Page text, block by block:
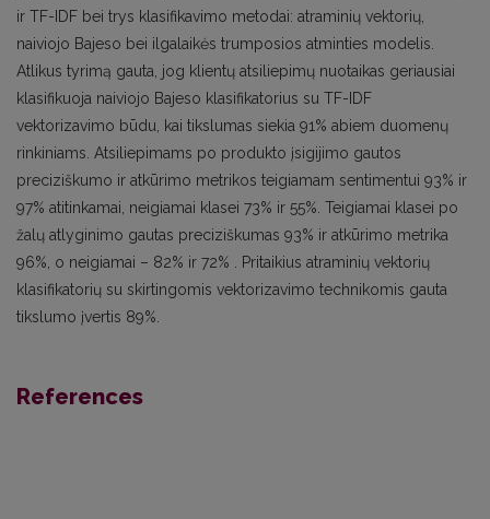
ir TF-IDF bei trys klasifikavimo metodai: atraminių vektorių,
naiviojo Bajeso bei ilgalaikės trumposios atminties modelis.
Atlikus tyrimą gauta, jog klientų atsiliepimų nuotaikas geriausiai
klasifikuoja naiviojo Bajeso klasifikatorius su TF-IDF
vektorizavimo būdu, kai tikslumas siekia 91% abiem duomenų
rinkiniams. Atsiliepimams po produkto įsigijimo gautos
preciziškumo ir atkūrimo metrikos teigiamam sentimentui 93% ir
97% atitinkamai, neigiamai klasei 73% ir 55%. Teigiamai klasei po
žalų atlyginimo gautas preciziškumas 93% ir atkūrimo metrika
96%, o neigiamai – 82% ir 72% . Pritaikius atraminių vektorių
klasifikatorių su skirtingomis vektorizavimo technikomis gauta
tikslumo įvertis 89%.
References